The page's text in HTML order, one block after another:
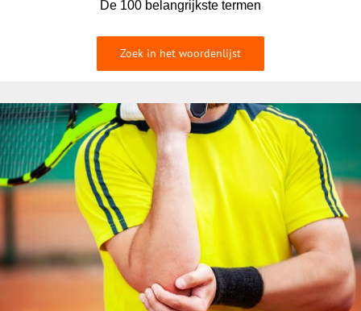
De 100 belangrijkste termen
Zoek in het woordenlijst